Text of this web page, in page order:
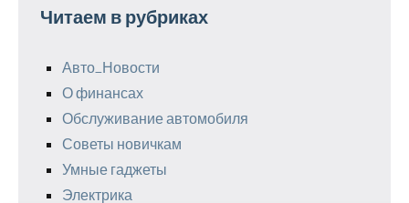
Читаем в рубриках
Авто_Новости
О финансах
Обслуживание автомобиля
Советы новичкам
Умные гаджеты
Электрика